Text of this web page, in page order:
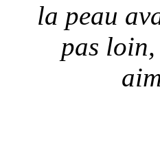
la peau
pas